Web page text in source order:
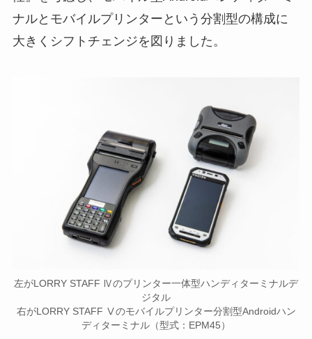
ナルとモバイルプリンターという分割型の構成に
大きくシフトチェンジを図りました。
左がLORRY STAFF Ⅳのプリンター一体型ハンディターミナルデ
ジタル
右がLORRY STAFF Ⅴのモバイルプリンター分割型Androidハン
ディターミナル（型式：EPM45）